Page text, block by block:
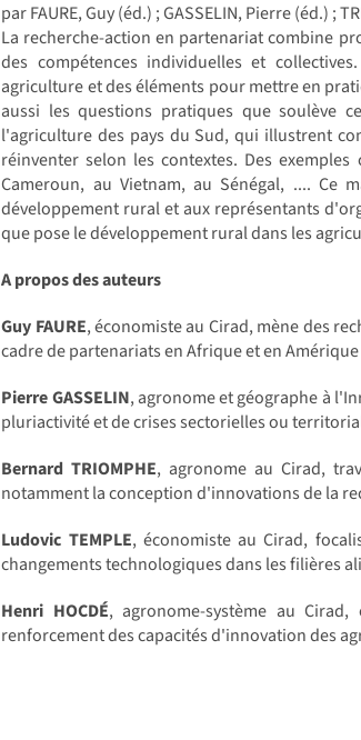
par FAURE, Guy (éd.) ; GASSELIN, Pierre (éd.) ;
La recherche-action en partenariat combine
des compétences individuelles et
agriculture et des éléments pour mettre en
aussi les questions pratiques que soulève
l'agriculture des pays du Sud, qui illustrent
réinventer selon les contextes. Des
Cameroun, au Vietnam, au Sénégal, .... Ce
développement rural et aux représentants
que pose le développement rural dans les
A propos des auteurs
Guy FAURE, économiste au Cirad, mène des
cadre de partenariats en Afrique et en
Pierre GASSELIN, agronome et géographe à
pluriactivité et de crises sectorielles ou
Bernard TRIOMPHE, agronome au Cirad,
notamment la conception d'innovations de la
Ludovic TEMPLE, économiste au Cirad,
changements technologiques dans les filières
Henri HOCDÉ, agronome-système au
renforcement des capacités d'innovation des